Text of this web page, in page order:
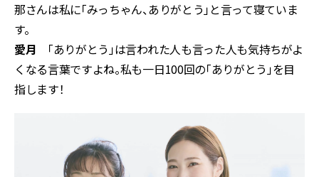
那さんは私に「みっちゃん、ありがとう」と言って寝ていま
す。
愛月 「ありがとう」は言われた人も言った人も気持ちがよ
くなる言葉ですよね。私も一日100回の「ありがとう」を目
指します！